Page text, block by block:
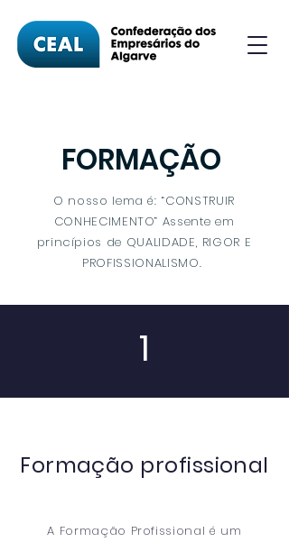
FORMAÇÃO
O nosso lema é: “CONSTRUIR
CONHECIMENTO” Assente em
princípios de QUALIDADE, RIGOR E
PROFISSIONALISMO.
1
Formação profissional
A Formação Profissional é um